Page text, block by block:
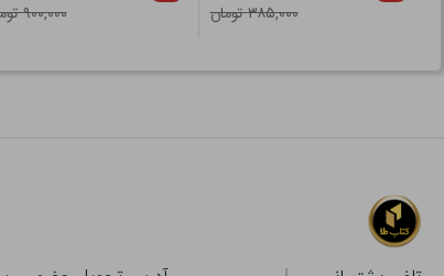
۳۸۵,۰۰۰ تومان
۹۰۰,۰۰۰ تومان